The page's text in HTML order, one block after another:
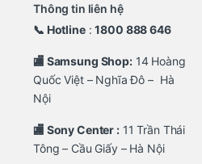
Thông tin liên hệ
📞 Hotline:1800 888 646
🏬 Samsung Shop:14 Hoàng
Quốc Việt – Nghĩa Đô – Hà
Nội
🏬 Sony Center :11 Trần Thái
Tông – Cầu Giấy – Hà Nội